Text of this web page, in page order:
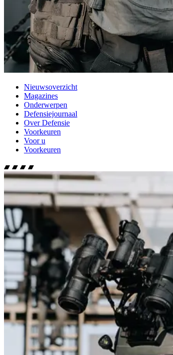
Nieuwsoverzicht
Magazines
Onderwerpen
Defensiejournaal
Over Defensie
Voorkeuren
Voor u
Voorkeuren